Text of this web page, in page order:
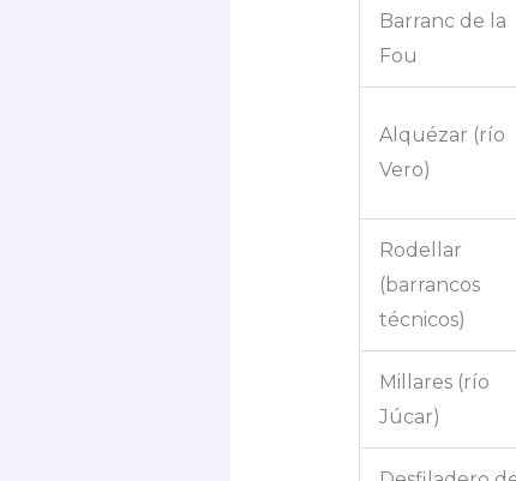
Barranc de la
Fou
Alquézar (río
Vero)
Rodellar
(barrancos
técnicos)
Millares (río
Júcar)